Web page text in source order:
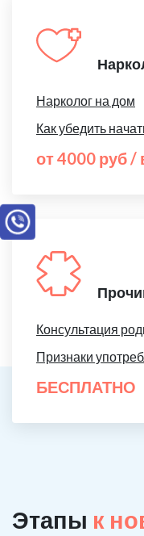
Нарколог на дом
Как убедить
от 4000 руб /
Консультация
Признаки
БЕСПЛАТНО
Этапы к